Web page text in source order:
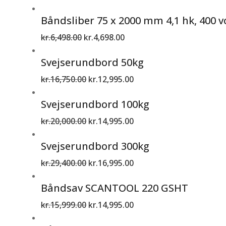
Båndsliber 75 x 2000 mm 4,1 hk, 400
kr.6,498.00 kr.4,698.00
Svejserundbord 50kg
kr.16,750.00 kr.12,995.00
Svejserundbord 100kg
kr.20,000.00 kr.14,995.00
Svejserundbord 300kg
kr.29,400.00 kr.16,995.00
Båndsav SCANTOOL 220 GSHT
kr.15,999.00 kr.14,995.00